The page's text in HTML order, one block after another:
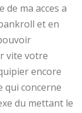
ma acces a
et en
vite votre
encore
qui concerne
du mettant le